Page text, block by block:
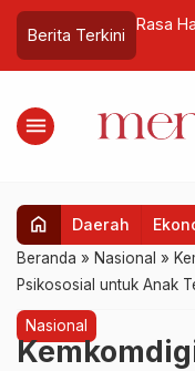
Berita Terkini
Rasa
menu
home Daerah
Beranda » Nasional »
Psikososial untuk Anak
Nasional